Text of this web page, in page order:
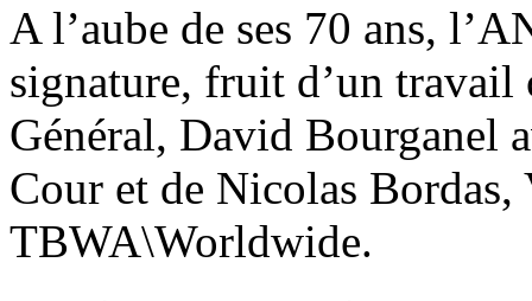
A l’aube de ses 70 ans,
signature, fruit d’un
Général, David Bourganel
Cour et de Nicolas
TBWA\Worldwide.